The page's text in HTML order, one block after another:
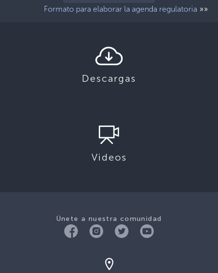
Formato para elaborar la agenda regulatoria »»
Descargas
Videos
Únete a nuestra comunidad